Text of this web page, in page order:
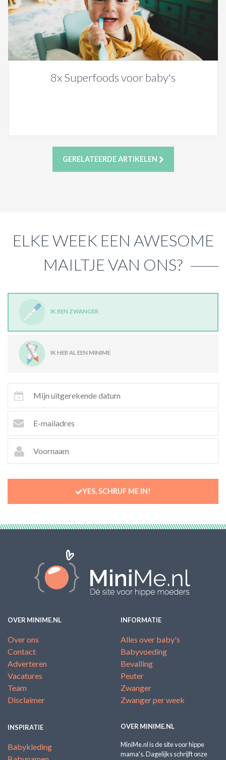
8x Superfoods voor baby's
GERELATEERDE ARTIKELEN
ELKE WEEK EEN AWESOME
MAILTJE VAN ONS?
IK BEN ZWANGER
IK HEB AL EEN MINIME
YES, SCHRIJF ME IN!
OVER MINIME.NL
Over ons
Contact
Adverteren
Vacatures
Team
Disclaimer
INFORMATIE
Alles over baby's
Babyvoeding
Bevalling
Peuter
Zwanger
Zwanger per week
INSPIRATIE
Babykleding
OVER MINIME.NL
MiniMe.nl is de site voor hippe
mama's. Dagelijks schrijft onze